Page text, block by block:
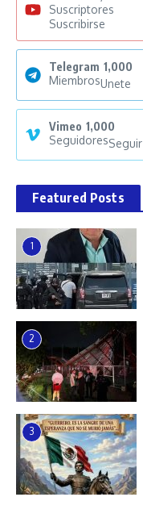
Suscriptores
Suscribirse
Telegram 1,000
MiembrosUnete
Vimeo 1,000
SeguidoresSeguir
Featured Posts
1
2
3